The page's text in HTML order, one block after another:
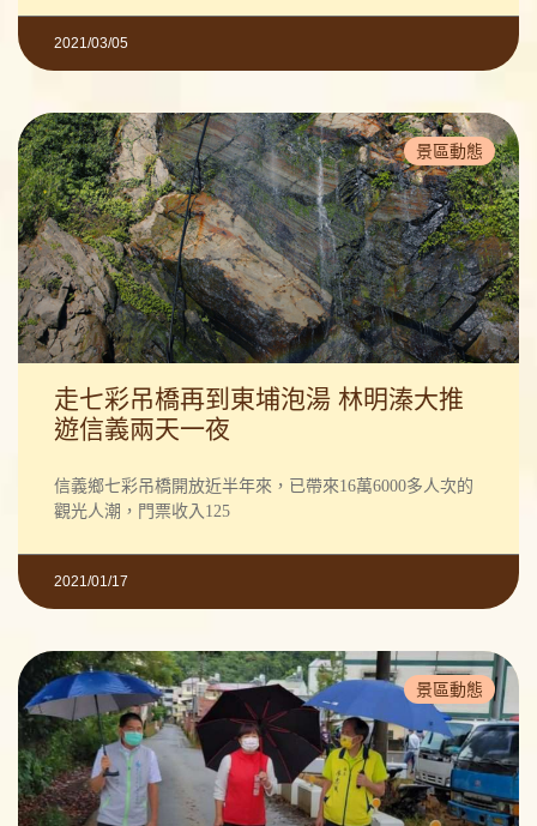
2021/03/05
景區動態
走七彩吊橋再到東埔泡湯 林明溱大推
遊信義兩天一夜
信義鄉七彩吊橋開放近半年來，已帶來16萬6000多人次的
觀光人潮，門票收入125
2021/01/17
景區動態